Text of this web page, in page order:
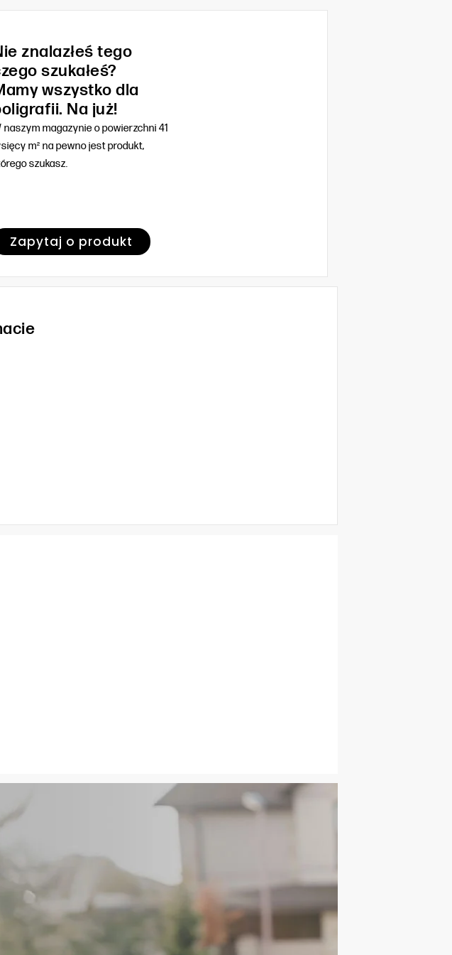
znalazłeś tego
szukałeś?
wszystko dla
Na już!
naszym magazynie o powierzchni 41
m² na pewno jest produkt,
szukasz.
Zapytaj o produkt